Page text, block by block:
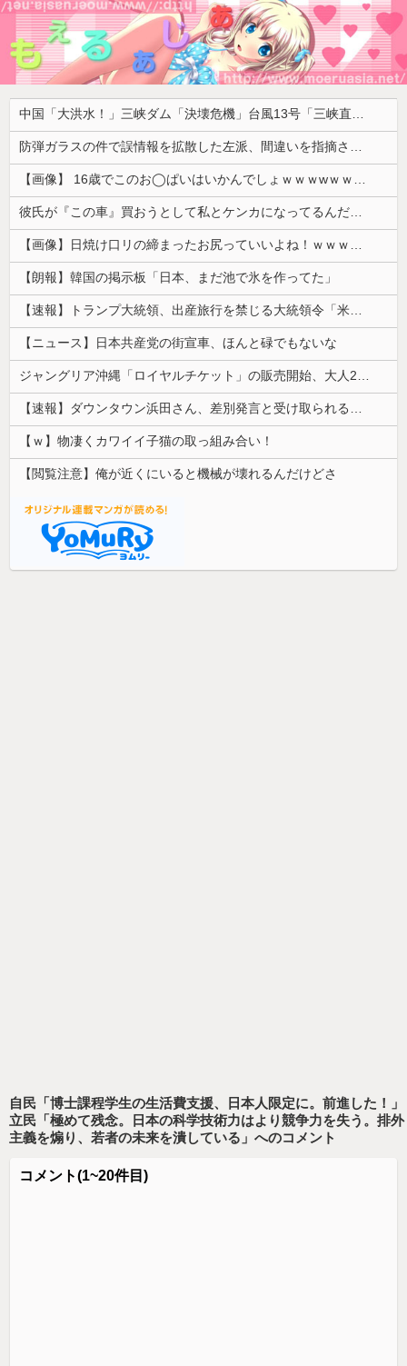
中国「大洪水！」三峡ダム「決壊危機」台風13号「三峡直撃確定」日本「最も強い勢力で接近！（伊勢湾台風級」台風13号と15号「中国本土でぶつかり合う（前代未聞」→
防弾ガラスの件で誤情報を拡散した左派、間違いを指摘されても頑として認めなかった結果……
【画像】 16歳でこのお◯ぱいはいかんでしょｗｗｗwｗｗｗｗｗｗｗｗ❤
彼氏が『この車』買おうとして私とケンカになってるんだけどｗｗｗｗｗｗ
【画像】日焼け口リの締まったお尻っていいよね！ｗｗｗｗｗ
【朗報】韓国の掲示板「日本、まだ池で氷を作ってた」
【速報】トランプ大統領、出産旅行を禁じる大統領令「米国籍取得を目的とした中国人らを排除する」
【ニュース】日本共産党の街宣車、ほんと碌でもないな
ジャングリア沖縄「ロイヤルチケット」の販売開始、大人29,700円にｗｗｗｗｗｗｗｗｗ
【速報】ダウンタウン浜田さん、差別発言と受け取られる一言で炎上ｗｗｗｗｗｗ
【ｗ】物凄くカワイイ子猫の取っ組み合い！
【閲覧注意】俺が近くにいると機械が壊れるんだけどさ
自民「博士課程学生の生活費支援、日本人限定に。前進した！」
立民「極めて残念。日本の科学技術力はより競争力を失う。排外
主義を煽り、若者の未来を潰している」 へのコメント
コメント(1~20件目)